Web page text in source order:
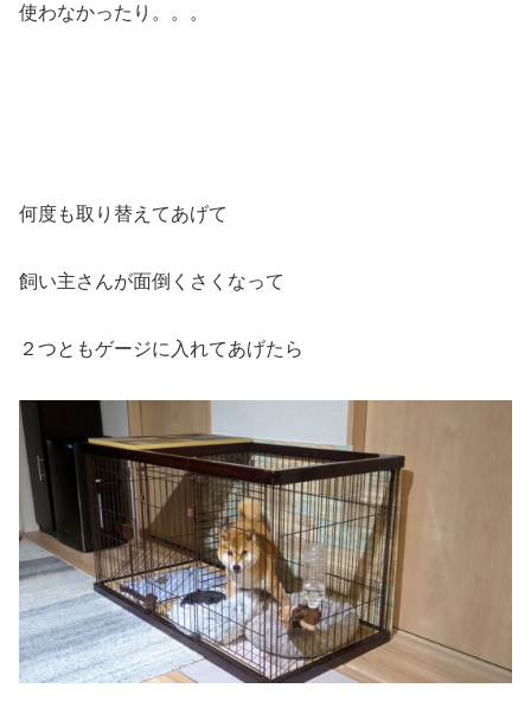
使わなかったり。。。
何度も取り替えてあげて
飼い主さんが面倒くさくなって
２つともゲージに入れてあげたら